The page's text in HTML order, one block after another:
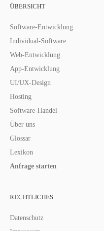
ÜBERSICHT
Software-Entwicklung
Individual-Software
Web-Entwicklung
App-Entwicklung
UI/UX-Design
Hosting
Software-Handel
Über uns
Glossar
Lexikon
Anfrage starten
RECHTLICHES
Datenschutz